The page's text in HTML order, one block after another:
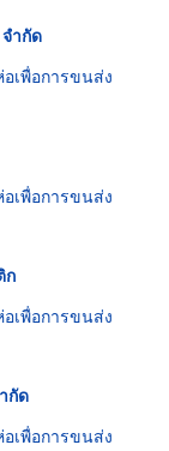
ำกัด
เพื่อการขนส่ง
เพื่อการขนส่ง
ก
เพื่อการขนส่ง
กัด
เพื่อการขนส่ง